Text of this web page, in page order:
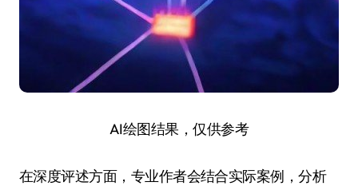
AI绘图结果，仅供参考
在深度评述方面，专业作者会结合实际案例，分析